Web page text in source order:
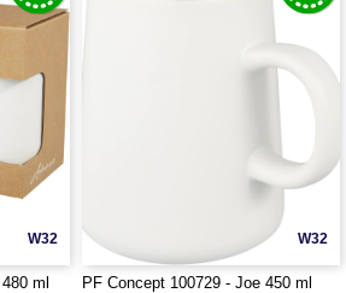
W32
ml
W32
PF Concept 100729 - Joe 450 ml